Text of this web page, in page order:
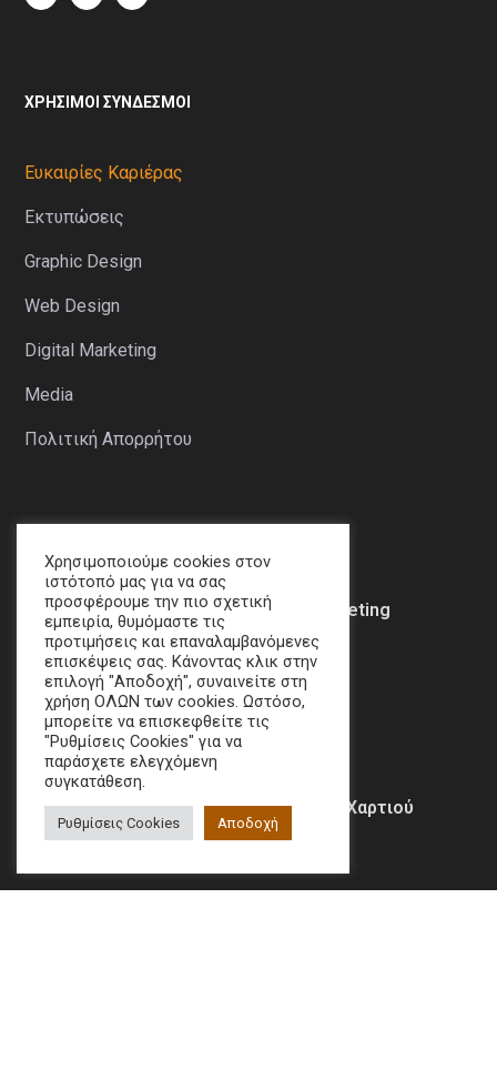
ΧΡΉΣΙΜΟΙ ΣΥΝΔΈΣΜΟΙ
Ευκαιρίες Καριέρας
Εκτυπώσεις
Graphic Design
Web Design
Digital Marketing
Media
Πολιτική Απορρήτου
Social Media & Digital Marketing
Specialist
26 Αυγούστου 2025
Χειριστής Μηχανής Κοπής Χαρτιού
12 Αυγούστου 2025
Χρησιμοποιούμε cookies στον
ιστότοπό μας για να σας
προσφέρουμε την πιο σχετική
εμπειρία, θυμόμαστε τις
προτιμήσεις και επαναλαμβανόμενες
επισκέψεις σας. Κάνοντας κλικ στην
επιλογή "Αποδοχή", συναινείτε στη
χρήση ΟΛΩΝ των cookies. Ωστόσο,
μπορείτε να επισκεφθείτε τις
"Ρυθμίσεις Cookies" για να
παράσχετε ελεγχόμενη
συγκατάθεση.
Ρυθμίσεις Cookies Αποδοχή